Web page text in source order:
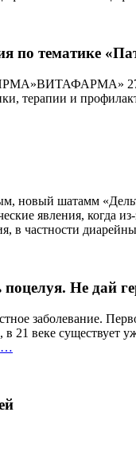
по тематике
27
терапии и
новый шатамм
явления, когда
в частности
Не дай
заболевание.
в 21 веке
…
поцелуя.